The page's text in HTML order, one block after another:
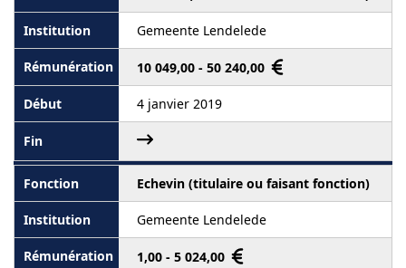
Gemeente Lendelede
10 049,00 - 50 240,00
4 janvier 2019
Echevin (titulaire ou faisant fonction)
Gemeente Lendelede
1,00 - 5 024,00